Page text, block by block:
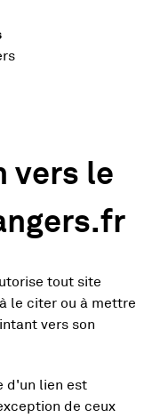
une nouvelle fenêtre
vers le
tout site
le citer ou à mettre
vers son
d'un lien est
de ceux